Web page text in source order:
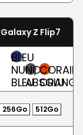
Galaxy Z Flip7
BLEU
NUIT,
BLEU
NOIR
ABSOLU
CORAIL,
ORANGE
256Go 512Go